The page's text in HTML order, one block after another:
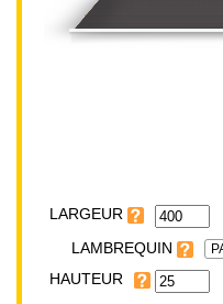
LARGEUR
LAMBREQUIN
HAUTEUR